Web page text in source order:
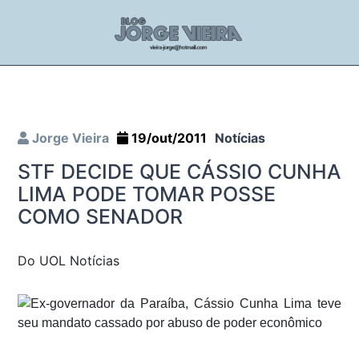
Jorge Vieira 19/out/2011 Notícias
STF DECIDE QUE CÁSSIO CUNHA
LIMA PODE TOMAR POSSE
COMO SENADOR
Do UOL Notícias